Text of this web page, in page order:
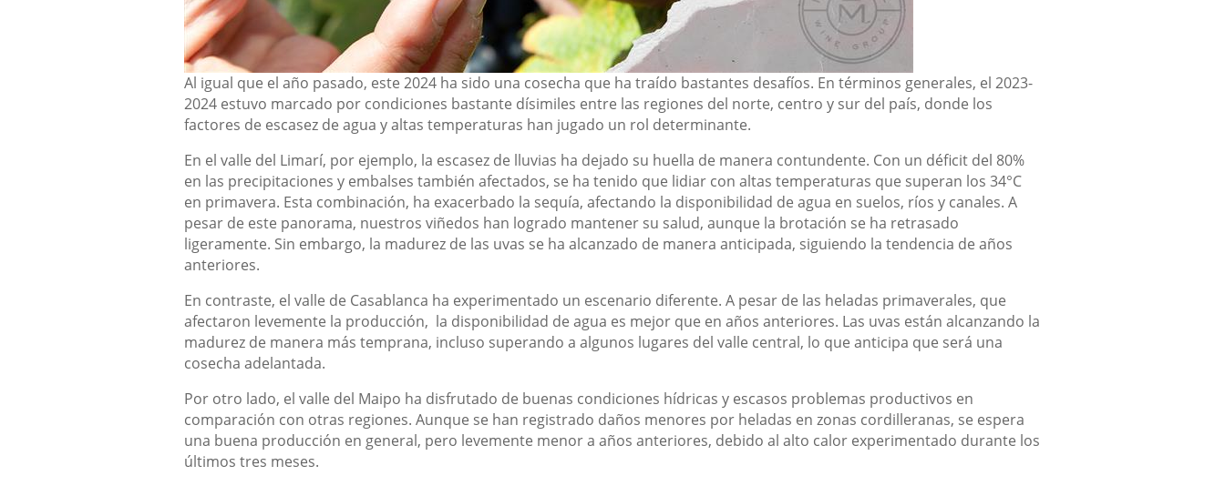
Al igual que el año pasado, este 2024 ha sido una cosecha que ha traído bastantes desafíos. En términos generales, el 2023-
2024 estuvo marcado por condiciones bastante dísimiles entre las regiones del norte, centro y sur del país, donde los
factores de escasez de agua y altas temperaturas han jugado un rol determinante.
En el valle del Limarí, por ejemplo, la escasez de lluvias ha dejado su huella de manera contundente. Con un déficit del 80%
en las precipitaciones y embalses también afectados, se ha tenido que lidiar con altas temperaturas que superan los 34°C
en primavera. Esta combinación, ha exacerbado la sequía, afectando la disponibilidad de agua en suelos, ríos y canales. A
pesar de este panorama, nuestros viñedos han logrado mantener su salud, aunque la brotación se ha retrasado
ligeramente. Sin embargo, la madurez de las uvas se ha alcanzado de manera anticipada, siguiendo la tendencia de años
anteriores.
En contraste, el valle de Casablanca ha experimentado un escenario diferente. A pesar de las heladas primaverales, que
afectaron levemente la producción, la disponibilidad de agua es mejor que en años anteriores. Las uvas están alcanzando la
madurez de manera más temprana, incluso superando a algunos lugares del valle central, lo que anticipa que será una
cosecha adelantada.
Por otro lado, el valle del Maipo ha disfrutado de buenas condiciones hídricas y escasos problemas productivos en
comparación con otras regiones. Aunque se han registrado daños menores por heladas en zonas cordilleranas, se espera
una buena producción en general, pero levemente menor a años anteriores, debido al alto calor experimentado durante los
últimos tres meses.